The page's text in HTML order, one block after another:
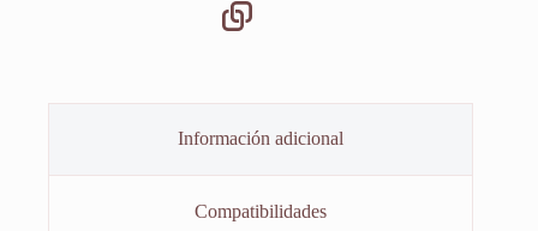
Información adicional
Compatibilidades